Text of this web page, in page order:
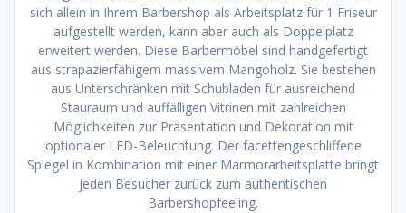
sich allein in Ihrem Barbershop als Arbeitsplatz für 1 Friseur
aufgestellt werden, kann aber auch als Doppelplatz
erweitert werden. Diese Barbermöbel sind handgefertigt
aus strapazierfähigem massivem Mangoholz. Sie bestehen
aus Unterschränken mit Schubladen für ausreichend
Stauraum und auffälligen Vitrinen mit zahlreichen
Möglichkeiten zur Präsentation und Dekoration mit
optionaler LED-Beleuchtung. Der facettengeschliffene
Spiegel in Kombination mit einer Marmorarbeitsplatte bringt
jeden Besucher zurück zum authentischen
Barbershopfeeling.